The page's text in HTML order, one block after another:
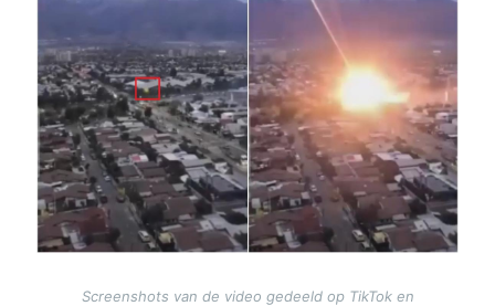
Screenshots van de video gedeeld op TikTok en